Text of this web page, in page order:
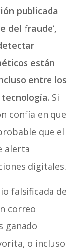
publicada
del fraude‘,
están
entre los
Si
confía en que
que el
alerta
digitales.
falsificada de
correo
ganado
o incluso